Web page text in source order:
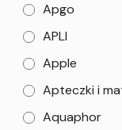
Apgo
APLI
Apple
Apteczki i
Aquaphor